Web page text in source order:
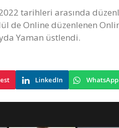
tarihleri arasında
de Online düzenlenen
Yaman üstlendi.
LinkedIn WhatsApp